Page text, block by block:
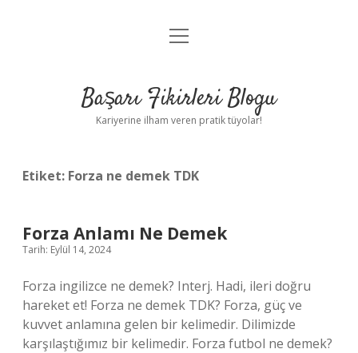
Anasayfa
Yasal Uyarı
menüyü
Başarı Fikirleri Blogu
Kariyerine ilham veren pratik tüyolar!
Etiket: Forza ne demek TDK
Forza Anlamı Ne Demek
Tarih: Eylül 14, 2024
Forza ingilizce ne demek? Interj. Hadi, ileri doğru
hareket et! Forza ne demek TDK? Forza, güç ve
kuvvet anlamına gelen bir kelimedir. Dilimizde
karşılaştığımız bir kelimedir. Forza futbol ne demek?